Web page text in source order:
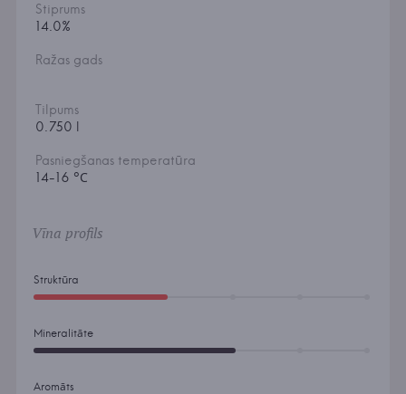
Stiprums
14.0%
Ražas gads
Tilpums
0.750 l
Pasniegšanas temperatūra
14-16 °С
Vīna profils
Struktūra
Mineralitāte
Aromāts